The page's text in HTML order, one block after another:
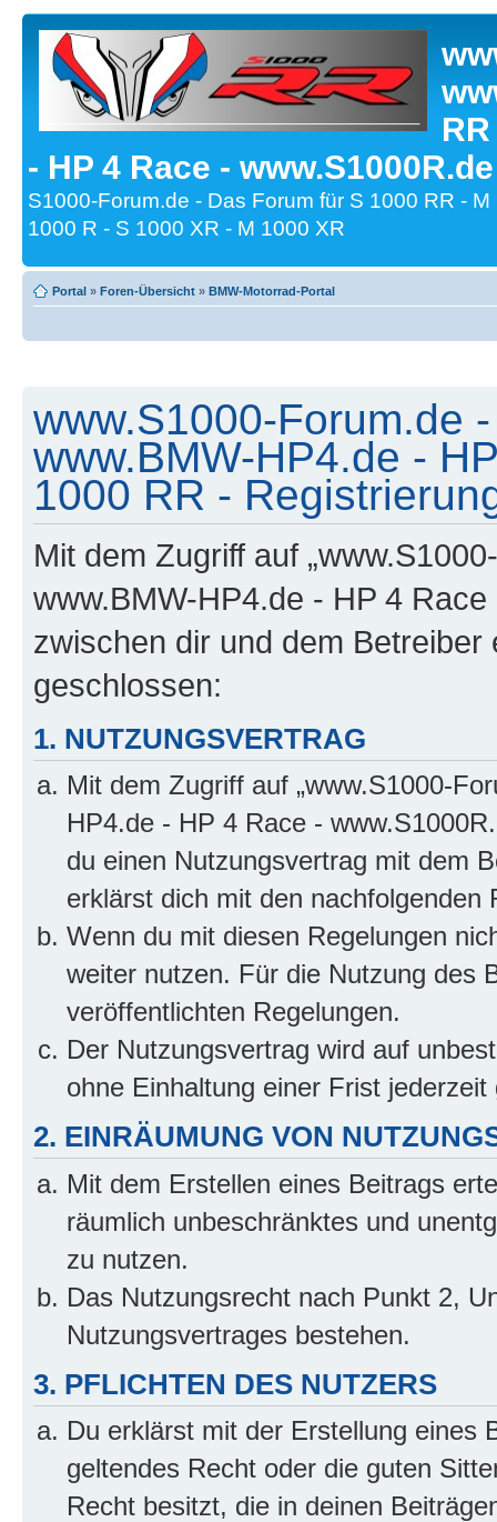
- HP 4 Race -
S1000-Forum.de - Das Forum für S 1000 RR -
1000 R - S 1000 XR - M 1000 XR
Portal » Foren-Übersicht » BMW-Motorrad-Portal
www.S1000-Forum.de
www.BMW-HP4.de -
1000 RR -
Mit dem Zugriff auf
www.BMW-HP4.de - HP 4
zwischen dir und dem
geschlossen:
1. NUTZUNGSVERTRAG
Mit dem Zugriff auf „www.S1000-
HP4.de - HP 4 Race -
du einen Nutzungsvertrag mit dem
erklärst dich mit den nachfolgenden
Wenn du mit diesen Regelungen
weiter nutzen. Für die Nutzung des
veröffentlichten Regelungen.
Der Nutzungsvertrag wird auf
ohne Einhaltung einer Frist
2. EINRÄUMUNG VON
Mit dem Erstellen eines Beitrags
räumlich unbeschränktes und
zu nutzen.
Das Nutzungsrecht nach Punkt 2,
Nutzungsvertrages bestehen.
3. PFLICHTEN DES NUTZERS
Du erklärst mit der Erstellung eines
geltendes Recht oder die guten
Recht besitzt, die in deinen